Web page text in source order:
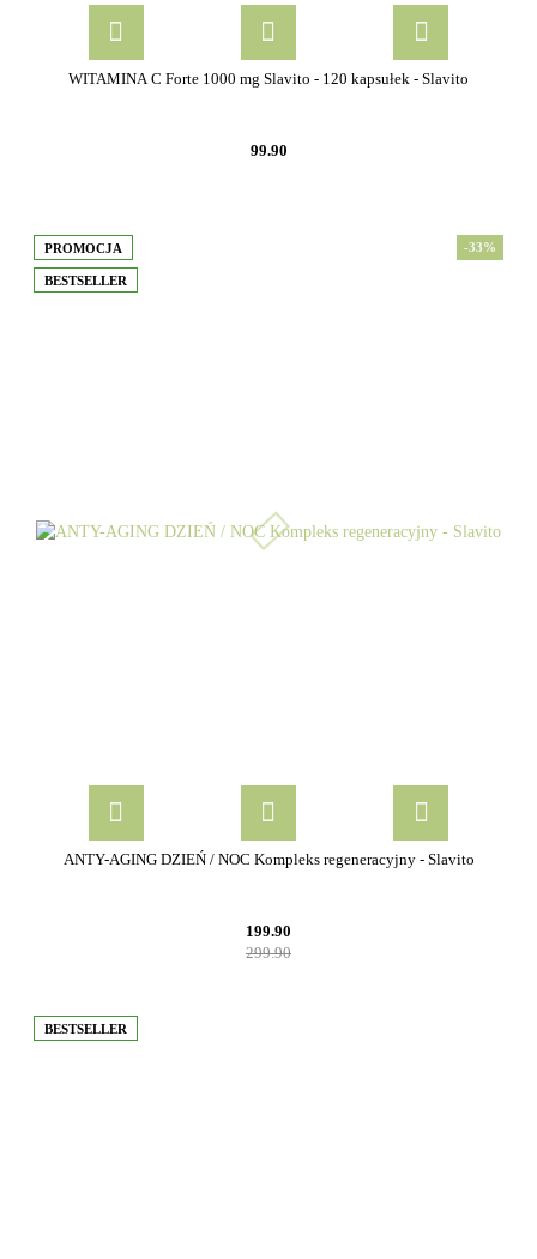
WITAMINA C Forte 1000 mg Slavito - 120 kapsułek - Slavito
99.90
PROMOCJA
BESTSELLER
ANTY-AGING DZIEŃ / NOC Kompleks regeneracyjny - Slavito
199.90
-33%
299.90
BESTSELLER